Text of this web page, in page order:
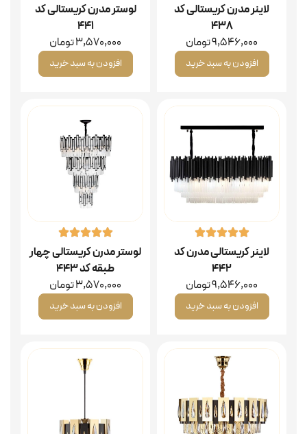
لاینر مدرن کریستالی کد
۴۳۸
9,546,000تومان
افزودن به سبد خرید
لوستر مدرن کریستالی کد
۴۴۱
3,570,000تومان
افزودن به سبد خرید
لاینر کریستالی مدرن کد
۴۴۲
9,546,000تومان
افزودن به سبد خرید
لوستر مدرن کریستالی چهار
طبقه کد ۴۴۳
3,570,000تومان
افزودن به سبد خرید